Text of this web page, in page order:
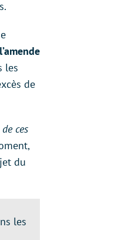
l’amende
les
de
ces
du
les